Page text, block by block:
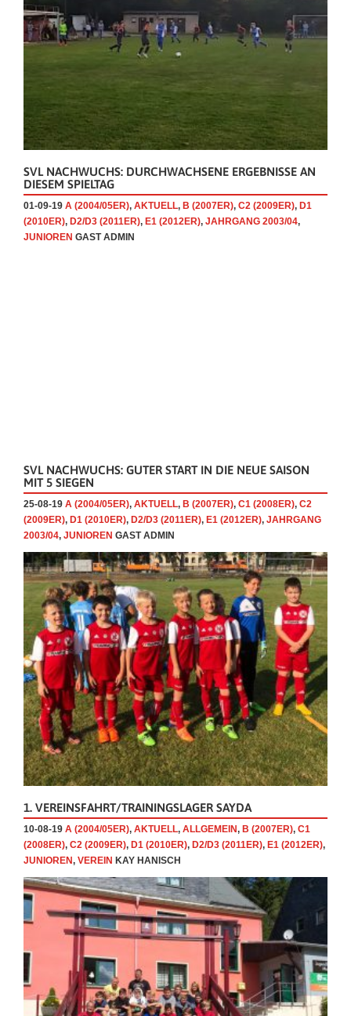
SVL NACHWUCHS: DURCHWACHSENE ERGEBNISSE AN
DIESEM SPIELTAG
01-09-19 A (2004/05ER), AKTUELL, B (2007ER), C2 (2009ER), D1
(2010ER), D2/D3 (2011ER), E1 (2012ER), JAHRGANG 2003/04,
JUNIOREN GAST ADMIN
SVL NACHWUCHS: GUTER START IN DIE NEUE SAISON
MIT 5 SIEGEN
25-08-19 A (2004/05ER), AKTUELL, B (2007ER), C1 (2008ER), C2
(2009ER), D1 (2010ER), D2/D3 (2011ER), E1 (2012ER), JAHRGANG
2003/04, JUNIOREN GAST ADMIN
1. VEREINSFAHRT/TRAININGSLAGER SAYDA
10-08-19 A (2004/05ER), AKTUELL, ALLGEMEIN, B (2007ER), C1
(2008ER), C2 (2009ER), D1 (2010ER), D2/D3 (2011ER), E1 (2012ER),
JUNIOREN, VEREIN KAY HANISCH